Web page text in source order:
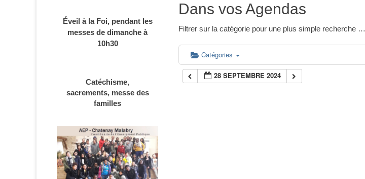
Dans vos Agendas
Filtrer sur la catégorie pour une plus simple recherche …
Catégories
28 SEPTEMBRE 2024
Éveil à la Foi, pendant les
messes de dimanche à
10h30
Catéchisme,
sacrements, messe des
familles